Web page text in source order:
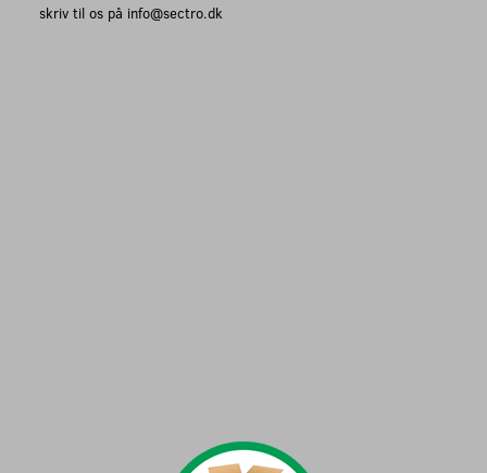
skriv til os på info@sectro.dk